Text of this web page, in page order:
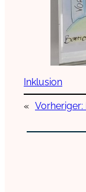
Inklusion
« Vorheriger: